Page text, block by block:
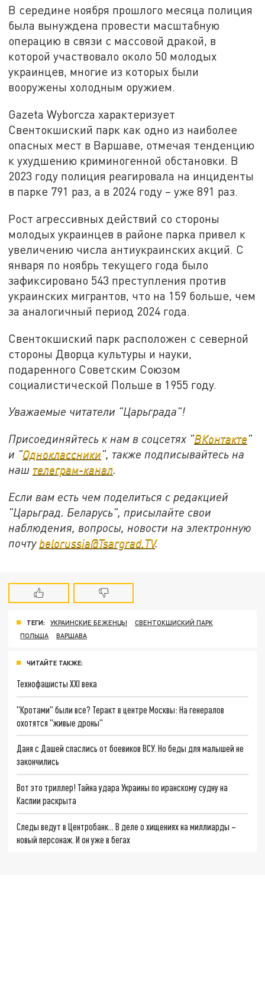
В середине ноября прошлого месяца полиция
была вынуждена провести масштабную
операцию в связи с массовой дракой, в
которой участвовало около 50 молодых
украинцев, многие из которых были
вооружены холодным оружием.
Gazeta Wyborcza характеризует
Свентокшиский парк как одно из наиболее
опасных мест в Варшаве, отмечая тенденцию
к ухудшению криминогенной обстановки. В
2023 году полиция реагировала на инциденты
в парке 791 раз, а в 2024 году – уже 891 раз.
Рост агрессивных действий со стороны
молодых украинцев в районе парка привел к
увеличению числа антиукраинских акций. С
января по ноябрь текущего года было
зафиксировано 543 преступления против
украинских мигрантов, что на 159 больше, чем
за аналогичный период 2024 года.
Свентокшиский парк расположен с северной
стороны Дворца культуры и науки,
подаренного Советским Союзом
социалистической Польше в 1955 году.
Уважаемые читатели "Царьграда"!
Присоединяйтесь к нам в соцсетях "ВКонтакте"
и "Одноклассники", также подписывайтесь на
наш телеграм-канал.
Если вам есть чем поделиться с редакцией
"Царьград. Беларусь", присылайте свои
наблюдения, вопросы, новости на электронную
почту belorussia@Tsargrad.TV.
ТЕГИ: УКРАИНСКИЕ БЕЖЕНЦЫ
СВЕНТОКШИСКИЙ ПАРК
ПОЛЬША
ВАРШАВА
ЧИТАЙТЕ ТАКЖЕ:
Технофашисты XXI века
"Кротами" были все? Теракт в центре Москвы: На генералов
охотятся "живые дроны"
Даня с Дашей спаслись от боевиков ВСУ. Но беды для малышей не
закончились
Вот это триллер! Тайна удара Украины по иранскому судну на
Каспии раскрыта
Следы ведут в Центробанк… В деле о хищениях на миллиарды –
новый персонаж. И он уже в бегах